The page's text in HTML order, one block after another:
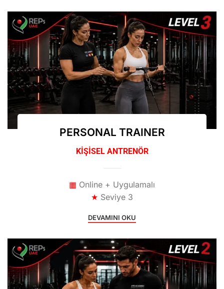
PERSONAL TRAINER
KİŞİSEL ANTRENÖR
▦ Online + Uygulamalı
★ Seviye 3
DEVAMINI OKU